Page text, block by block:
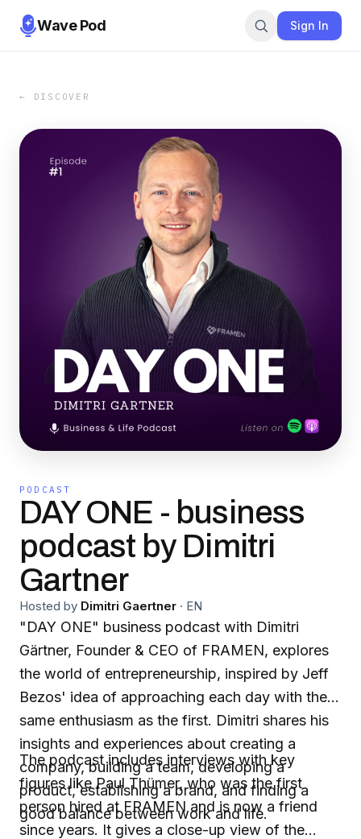
Wave Pod Sign In
← DISCOVER
PODCAST
DAY ONE - business
podcast by Dimitri
Gartner
Hosted by Dimitri Gaertner · EN
"DAY ONE" business podcast with Dimitri
Gärtner, Founder & CEO of FRAMEN, explores
the world of entrepreneurship, inspired by Jeff
Bezos' idea of approaching each day with the
same enthusiasm as the first. Dimitri shares his
insights and experiences about creating a
company, building a team, developing a
product, establishing a brand, and finding a
good balance between work and life.
The podcast includes interviews with key
figures like Paul Thümer, who was the first
person hired at FRAMEN and is now a friend
since years. It gives a close-up view of the